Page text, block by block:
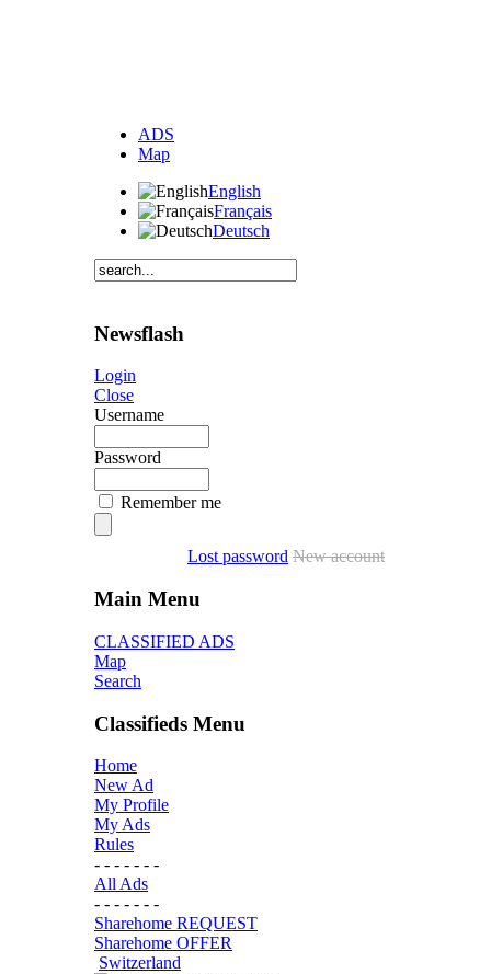
ADS
Map
English
Français
Deutsch
Newsflash
Login
Close
Username
Password
Remember me
Lost password New account
Main Menu
CLASSIFIED ADS
Map
Search
Classifieds Menu
Home
New Ad
My Profile
My Ads
Rules
- - - - - - -
All Ads
- - - - - - -
Sharehome REQUEST
Sharehome OFFER
Switzerland